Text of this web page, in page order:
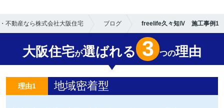
不動産なら株式会社大阪住宅 ブログ freelife久々知Ⅳ 施工事例1
大阪住宅が選ばれる 3 つの理由
理由1 地域密着型